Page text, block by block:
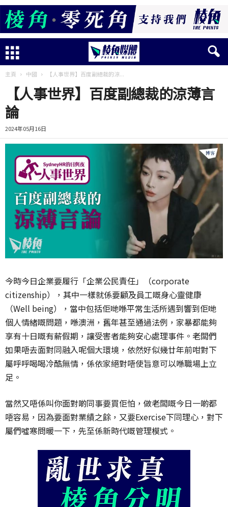
主頁 中國 【人事世界】百度副總裁的涼...
【人事世界】百度副總裁的涼薄言
論
2024年05月16日
今時今日企業要履行「企業公民責任」（corporate
citizenship），其中一樣就係要顧及員工嘅身心靈健康
（Well being），當中包括佢哋喺平常生活所遇到響到佢哋
個人情緒嘅問題，喺澳洲，舊年甚至通過法例，家暴都能夠
享有十日嘅有薪假期，讓受害者能夠安心處理事件。老闆們
如果唔去面對同融入呢個大環境，依然好似幾廿年前咁對下
屬呼呼喝喝冷酷無情，係依家絕對唔使旨意可以喺職場上立
足。
當然又唔係叫你面對啲同事要買佢怕，做老闆嘅今日一啲都
唔容易，因為要面對業績之餘，又要Exercise下同理心，對下
屬們噓寒問暖一下，先至係新時代嘅管理模式。